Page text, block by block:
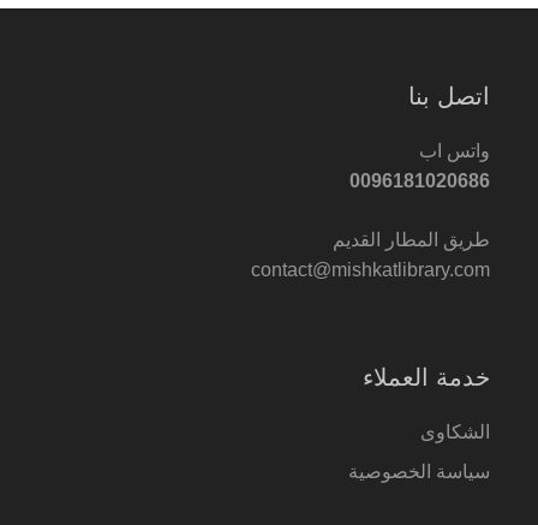
اتصل بنا
واتس اب
0096181020686
طريق المطار القديم
contact@mishkatlibrary.com
خدمة العملاء
الشكاوى
سياسة الخصوصية